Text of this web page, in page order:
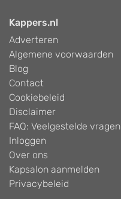
Kappers.nl
Adverteren
Algemene voorwaarden
Blog
Contact
Cookiebeleid
Disclaimer
FAQ: Veelgestelde vragen
Inloggen
Over ons
Kapsalon aanmelden
Privacybeleid